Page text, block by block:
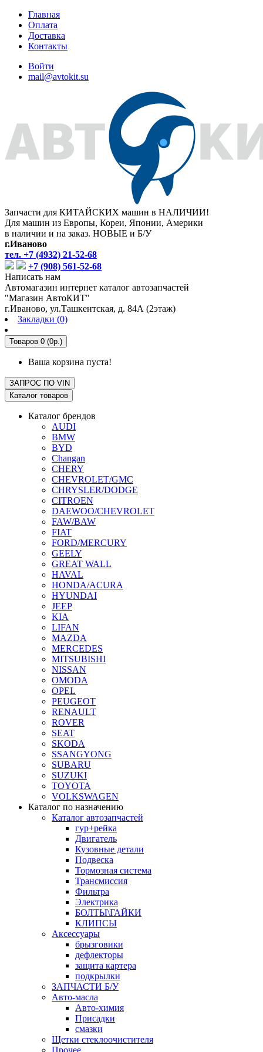
Главная
Оплата
Доставка
Контакты
Войти
mail@avtokit.su
Запчасти для КИТАЙСКИХ машин в НАЛИЧИИ!
Для машин из Европы, Кореи, Японии, Америки
в наличии и на заказ. НОВЫЕ и Б/У
г.Иваново
тел. +7 (4932) 21-52-68
+7 (908) 561-52-68
Написать нам
Автомагазин интернет каталог автозапчастей
"Магазин АвтоКИТ"
г.Иваново, ул.Ташкентская, д. 84А (2этаж)
Закладки (0)
Товаров 0 (0р.)
Ваша корзина пуста!
ЗАПРОС ПО VIN
Каталог товаров
Каталог брендов
AUDI
BMW
BYD
Changan
CHERY
CHEVROLET/GMC
CHRYSLER/DODGE
CITROEN
DAEWOO/CHEVROLET
FAW/BAW
FIAT
FORD/MERCURY
GEELY
GREAT WALL
HAVAL
HONDA/ACURA
HYUNDAI
JEEP
KIA
LIFAN
MAZDA
MERCEDES
MITSUBISHI
NISSAN
OMODA
OPEL
PEUGEOT
RENAULT
ROVER
SEAT
SKODA
SSANGYONG
SUBARU
SUZUKI
TOYOTA
VOLKSWAGEN
Каталог по назначению
Каталог автозапчастей
гур+рейка
Двигатель
Кузовные детали
Подвеска
Тормозная система
Трансмиссия
Фильтра
Электрика
БОЛТЫ\ГАЙКИ
КЛИПСЫ
Аксессуары
брызговики
дефлекторы
защита картера
подкрылки
ЗАПЧАСТИ Б/У
Авто-масла
Авто-химия
Присадки
смазки
Щетки стеклоочистителя
Прочее